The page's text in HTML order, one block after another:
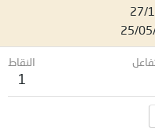
27/
25/
النقاط
1